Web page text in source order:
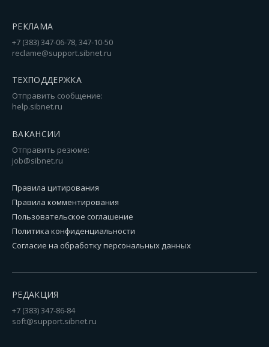
РЕКЛАМА
+7 (383) 347-06-78, 347-10-50
reclame@support.sibnet.ru
ТЕХПОДДЕРЖКА
Отправить сообщение:
help.sibnet.ru
ВАКАНСИИ
Отправить резюме:
job@sibnet.ru
Правила цитирования
Правила комментирования
Пользовательское соглашение
Политика конфиденциальности
Согласие на обработку персональных данных
РЕДАКЦИЯ
+7 (383) 347-86-84
soft@support.sibnet.ru